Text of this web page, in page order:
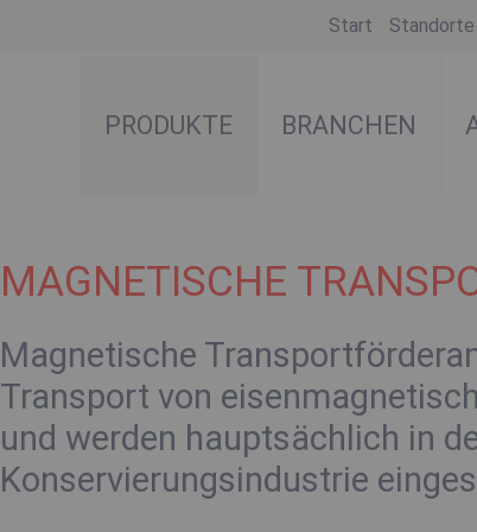
Start Standorte
PRODUKTE BRANCHEN
MAGNETISCHE
Magnetische
Transport von
und werden hauptsächlich in
Konservierungsindustrie